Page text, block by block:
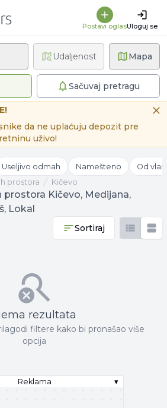
Postavi oglasUloguj se
Mapa
primenjena filteraSačuvaj pretragu
Udaljenost
da ne uplaćuju depozit pre
uživo!
Useljivo odmah Namešteno Od
prostora Kičevo
prostora Kičevo, Medijana,
Lokal
Sortiraj
rezultata
filtere kako bi pronašao više
opcija
Reklama ▾